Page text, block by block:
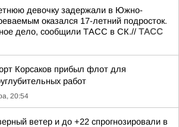
девочку задержали в Южно-
оказался 17-летний подросток.
дело, сообщили ТАСС в СК.// ТАСС
Корсаков прибыл флот для
работ
20:54
ветер и до +22 спрогнозировали в